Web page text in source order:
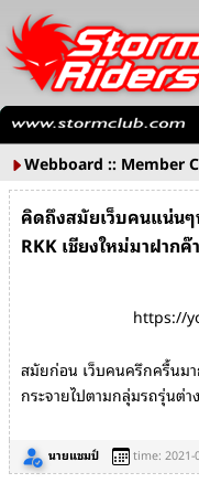
Webboard :: Member
คิดถึงสมัยเว็บคนแน่นๆ
RKK เชียงใหม่มาฝากค๊
https://
สมัยก่อน เว็บคนครึกครื้นม
กระจายไปตามกลุ่มรถรุ่นต่า
นายแชมป์ time: 2021-